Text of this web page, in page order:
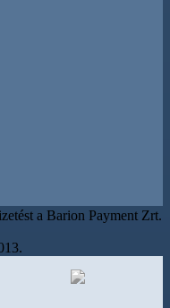
a Barion Payment Zrt.